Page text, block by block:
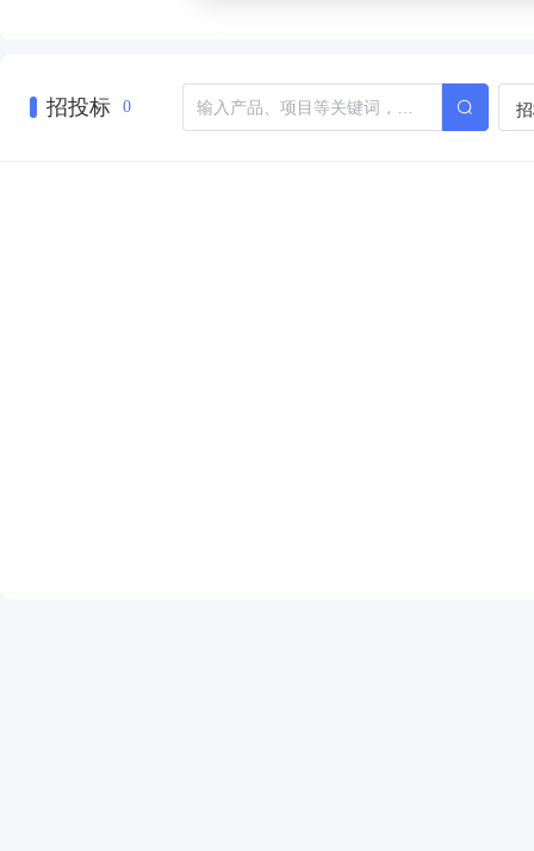
招投标 0